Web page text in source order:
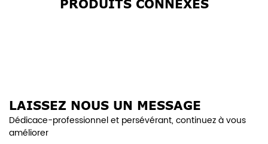
PRODUITS CONNEXES
LAISSEZ NOUS UN MESSAGE
Dédicace-professionnel et persévérant, continuez à vous
améliorer